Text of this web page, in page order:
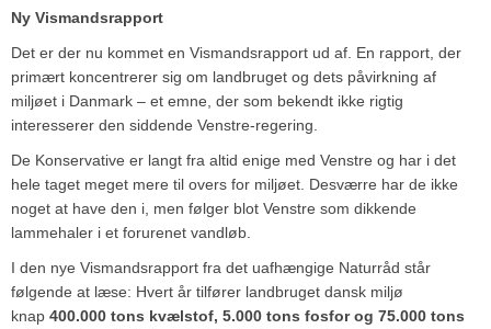
Ny Vismandsrapport
Det er der nu kommet en Vismandsrapport ud af. En rapport, der
primært koncentrerer sig om landbruget og dets påvirkning af
miljøet i Danmark – et emne, der som bekendt ikke rigtig
interesserer den siddende Venstre-regering.
De Konservative er langt fra altid enige med Venstre og har i det
hele taget meget mere til overs for miljøet. Desværre har de ikke
noget at have den i, men følger blot Venstre som dikkende
lammehaler i et forurenet vandløb.
I den nye Vismandsrapport fra det uafhængige Naturråd står
følgende at læse: Hvert år tilfører landbruget dansk miljø
knap 400.000 tons kvælstof, 5.000 tons fosfor og 75.000 tons